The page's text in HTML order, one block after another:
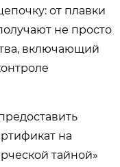
от плавки
не просто
включающий
на
тайной»